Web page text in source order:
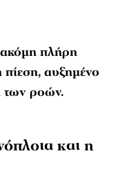
ακόμη πλήρη
πίεση, αυξημένο
των ροών.
και η